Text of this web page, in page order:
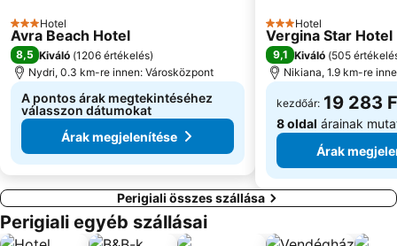
3 Kategória
Hotel
Avra Beach Hotel
8,5 Kiváló (1206 értékelés)
Nydri, 0.3 km-re innen: Városközpont
A pontos árak megtekintéséhez
válasszon dátumokat
Árak megjelenítése
3 Kategória
Hotel
Vergina Star Hotel
9,1 Kiváló (505
Nikiana, 1.9 km-re
kezdőár: 19 283
8 oldal árainak
Árak
Perigiali összes szállása
Perigiali egyéb szállásai